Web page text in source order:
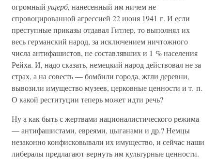
огромный ущерб, нанесенный им ничем не
спровоцированной агрессией 22 июня 1941 г. И если
преступные приказы отдавал Гитлер, то выполнял их
весь германский народ, за исключением ничтожного
числа антифашистов, не составлявших и 1 % населения
Рейха. И, надо сказать, немецкий народ действовал не за
страх, а на совесть — бомбили города, жгли деревни,
вывозили имущество музеев, церковные ценности и т. п.
О какой реституции теперь может идти речь?
Ну а как быть с жертвами националистического режима
— антифашистами, евреями, цыганами и др.? Немцы
незаконно конфисковывали их имущество, и сейчас наши
либералы предлагают вернуть им культурные ценности.